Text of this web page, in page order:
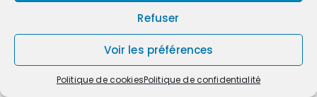
Refuser
Voir les préférences
Politique de cookiesPolitique de confidentialité
Avis des communes de Narbonne, Moussan et
Cuxac d’Aude suite à la nouvelle enquête
publique concernant le projet TDN d’Orano